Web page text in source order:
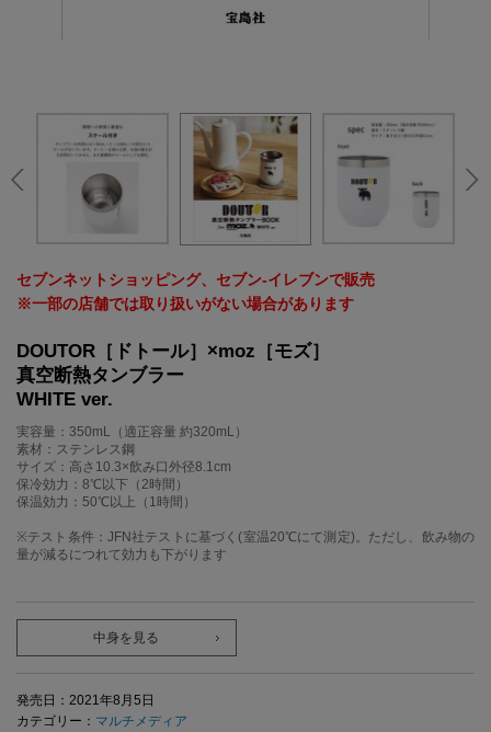
セブンネットショッピング、セブン‐イレブンで販売
※一部の店舗では取り扱いがない場合があります
DOUTOR［ドトール］×moz［モズ］
真空断熱タンブラー
WHITE ver.
実容量：350mL（適正容量 約320mL）
素材：ステンレス鋼
サイズ：高さ10.3×飲み口外径8.1cm
保冷効力：8℃以下（2時間）
保温効力：50℃以上（1時間）
※テスト条件：JFN社テストに基づく(室温20℃にて測定)。ただし、飲み物の
量が減るにつれて効力も下がります
中身を見る
発売日：2021年8月5日
カテゴリー： マルチメディア